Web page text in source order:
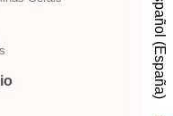
Español (España)